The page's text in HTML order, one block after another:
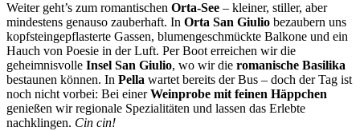
Weiter geht’s zum romantischen Orta-See – kleiner, stiller, aber
mindestens genauso zauberhaft. In Orta San Giulio bezaubern uns
kopfsteingepflasterte Gassen, blumengeschmückte Balkone und ein
Hauch von Poesie in der Luft. Per Boot erreichen wir die
geheimnisvolle Insel San Giulio, wo wir die romanische Basilika
bestaunen können. In Pella wartet bereits der Bus – doch der Tag ist
noch nicht vorbei: Bei einerWeinprobe mit feinen Häppchen
genießen wir regionale Spezialitäten und lassen das Erlebte
nachklingen. Cin cin!